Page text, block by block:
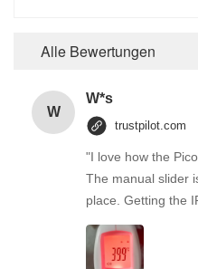
Alle Bewertungen
W
W*s
trustpilot.com
"I love how the
The manual slider
place. Getting the